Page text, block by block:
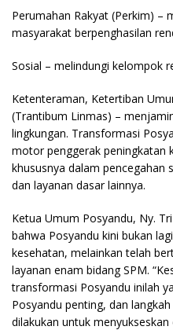
Perumahan Rakyat (Perkim) –
masyarakat berpenghasilan
Sosial – melindungi kelompok
Ketenteraman, Ketertiban
(Trantibum Linmas) –
lingkungan. Transformasi
motor penggerak peningkatan
khususnya dalam pencegahan
dan layanan dasar lainnya.
Ketua Umum Posyandu, Ny.
bahwa Posyandu kini bukan
kesehatan, melainkan telah
layanan enam bidang SPM.
transformasi Posyandu inilah
Posyandu penting, dan
dilakukan untuk